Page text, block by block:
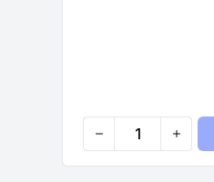
Quantity